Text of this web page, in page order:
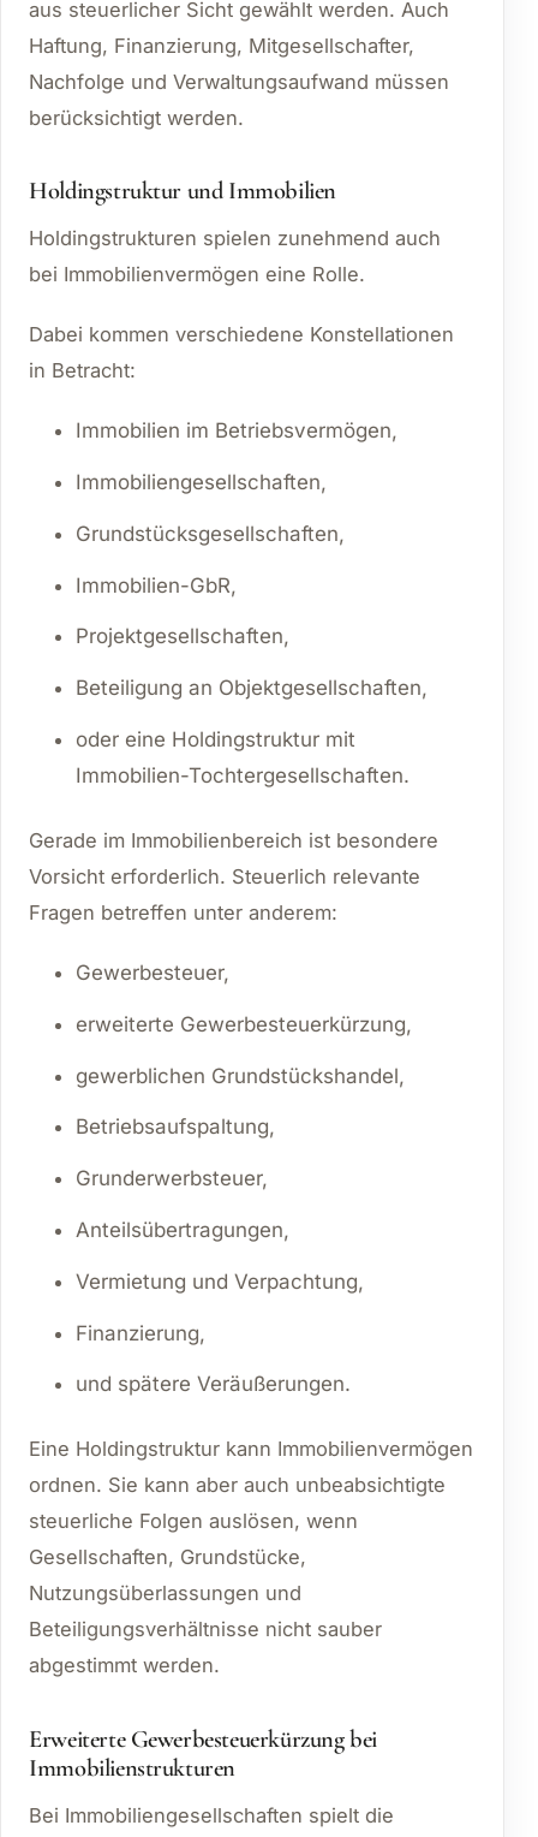
aus steuerlicher Sicht gewählt werden. Auch
Haftung, Finanzierung, Mitgesellschafter,
Nachfolge und Verwaltungsaufwand müssen
berücksichtigt werden.
Holdingstruktur und Immobilien
Holdingstrukturen spielen zunehmend auch
bei Immobilienvermögen eine Rolle.
Dabei kommen verschiedene Konstellationen
in Betracht:
Immobilien im Betriebsvermögen,
Immobiliengesellschaften,
Grundstücksgesellschaften,
Immobilien-GbR,
Projektgesellschaften,
Beteiligung an Objektgesellschaften,
oder eine Holdingstruktur mit
Immobilien-Tochtergesellschaften.
Gerade im Immobilienbereich ist besondere
Vorsicht erforderlich. Steuerlich relevante
Fragen betreffen unter anderem:
Gewerbesteuer,
erweiterte Gewerbesteuerkürzung,
gewerblichen Grundstückshandel,
Betriebsaufspaltung,
Grunderwerbsteuer,
Anteilsübertragungen,
Vermietung und Verpachtung,
Finanzierung,
und spätere Veräußerungen.
Eine Holdingstruktur kann Immobilienvermögen
ordnen. Sie kann aber auch unbeabsichtigte
steuerliche Folgen auslösen, wenn
Gesellschaften, Grundstücke,
Nutzungsüberlassungen und
Beteiligungsverhältnisse nicht sauber
abgestimmt werden.
Erweiterte Gewerbesteuerkürzung bei
Immobilienstrukturen
Bei Immobiliengesellschaften spielt die